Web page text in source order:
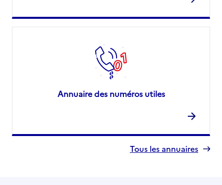
Annuaire des numéros utiles
Tous les annuaires